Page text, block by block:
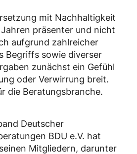
mit Nachhaltigkeit
präsenter und nicht
aufgrund zahlreicher
Begriffs sowie diverser
zunächst ein Gefühl
oder Verwirrung breit.
die Beratungsbranche.
Deutscher
BDU e.V. hat
Mitgliedern, darunter